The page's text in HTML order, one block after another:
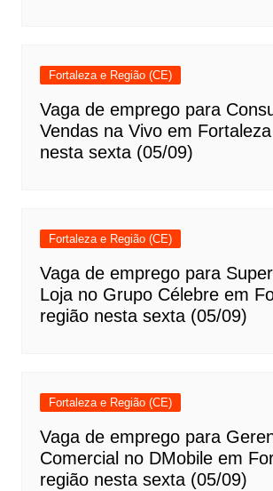
Fortaleza e Região (CE)
Vaga de emprego para
Vendas na Vivo em
nesta sexta (05/09)
Fortaleza e Região (CE)
Vaga de emprego para
Loja no Grupo Célebre em
região nesta sexta (05/09)
Fortaleza e Região (CE)
Vaga de emprego para
Comercial no DMobile em
região nesta sexta (05/09)